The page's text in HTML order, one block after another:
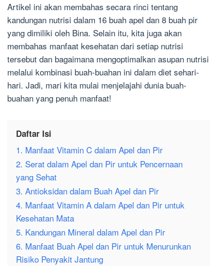
Artikel ini akan membahas secara rinci tentang
kandungan nutrisi dalam 16 buah apel dan 8 buah pir
yang dimiliki oleh Bina. Selain itu, kita juga akan
membahas manfaat kesehatan dari setiap nutrisi
tersebut dan bagaimana mengoptimalkan asupan nutrisi
melalui kombinasi buah-buahan ini dalam diet sehari-
hari. Jadi, mari kita mulai menjelajahi dunia buah-
buahan yang penuh manfaat!
Daftar Isi
1. Manfaat Vitamin C dalam Apel dan Pir
2. Serat dalam Apel dan Pir untuk Pencernaan
yang Sehat
3. Antioksidan dalam Buah Apel dan Pir
4. Manfaat Vitamin A dalam Apel dan Pir untuk
Kesehatan Mata
5. Kandungan Mineral dalam Apel dan Pir
6. Manfaat Buah Apel dan Pir untuk Menurunkan
Risiko Penyakit Jantung